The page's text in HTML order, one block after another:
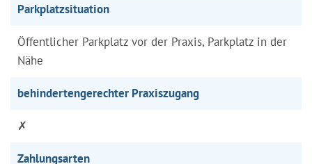
Parkplatzsituation
Öffentlicher Parkplatz vor der Praxis, Parkplatz in der
Nähe
behindertengerechter Praxiszugang
✗
Zahlungsarten